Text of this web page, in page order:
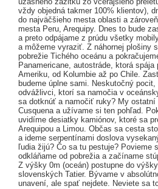
vždy objedná takmer 100% klientov),
do najväčšieho mesta oblasti a
mesta Peru, Arequipy. Dnes to bude
a preto odpájame z prúdu všetky
a môžeme vyraziť. Z náhornej plošiny
pobrežie Tichého oceánu a
Panamericane, autostráde, ktorá
Ameriku, od Kolumbie až po Chile.
budeme úplne sami. Neskutočný
odvážlivci, ktorí sa namočia v
sa dotknúť a namočiť ruky? My
Cusquena a užívame si ten pohľad.
uvidíme desiatky kamiónov, ktoré sa
Arequipou a Limou. Občas sa cesta
a ideme serpentínami doslova
ľudia žijú? Čo sa tu pestuje? Povieme
odkláňame od pobrežia a začíname
Z výšky 0m (oceán) postupne do
slovenských Tatier. Bývame v
unavení, ale spať nejdete. Neviete sa